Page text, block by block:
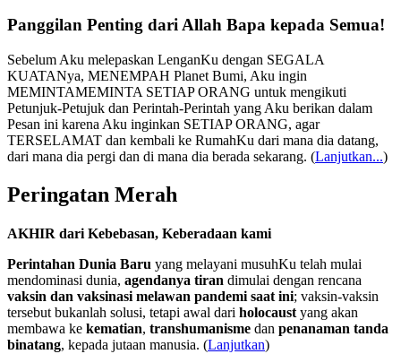
Panggilan Penting dari Allah Bapa kepada Semua!
Sebelum Aku melepaskan LenganKu dengan SEGALA
KUATANya, MENEMPAH Planet Bumi, Aku ingin
MEMINTAMEMINTA SETIAP ORANG untuk mengikuti
Petunjuk-Petujuk dan Perintah-Perintah yang Aku berikan dalam
Pesan ini karena Aku inginkan SETIAP ORANG, agar
TERSELAMAT dan kembali ke RumahKu dari mana dia datang,
dari mana dia pergi dan di mana dia berada sekarang. (Lanjutkan...)
Peringatan Merah
AKHIR dari Kebebasan, Keberadaan kami
Perintahan Dunia Baru yang melayani musuhKu telah mulai
mendominasi dunia, agendanya tiran dimulai dengan rencana
vaksin dan vaksinasi melawan pandemi saat ini; vaksin-vaksin
tersebut bukanlah solusi, tetapi awal dari holocaust yang akan
membawa ke kematian, transhumanisme dan penanaman tanda
binatang, kepada jutaan manusia. (Lanjutkan)